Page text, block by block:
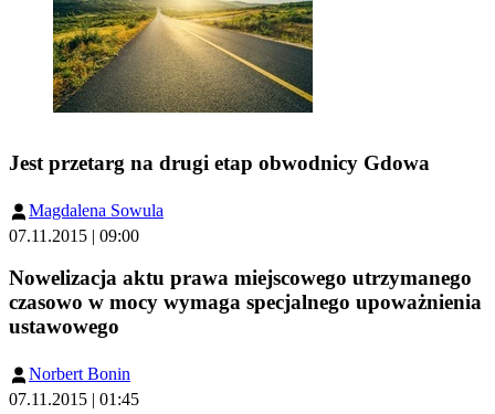
Jest przetarg na drugi etap obwodnicy Gdowa
Magdalena Sowula
07.11.2015 | 09:00
Nowelizacja aktu prawa miejscowego utrzymanego
czasowo w mocy wymaga specjalnego upoważnienia
ustawowego
Norbert Bonin
07.11.2015 | 01:45